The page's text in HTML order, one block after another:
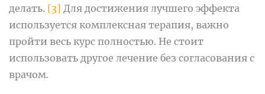
делать. [3] Для достижения лучшего эффекта
используется комплексная терапия, важно
пройти весь курс полностью. Не стоит
использовать другое лечение без согласования с
врачом.